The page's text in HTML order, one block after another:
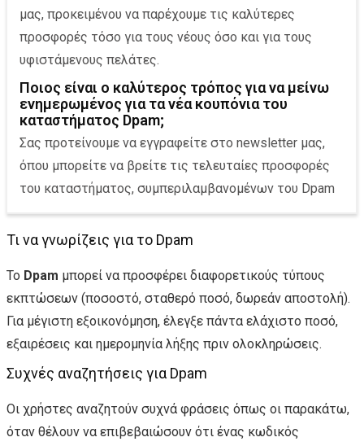
μας, προκειμένου να παρέχουμε τις καλύτερες
προσφορές τόσο για τους νέους όσο και για τους
υφιστάμενους πελάτες.
Ποιος είναι ο καλύτερος τρόπος για να μείνω
ενημερωμένος για τα νέα κουπόνια του
καταστήματος Dpam;
Σας προτείνουμε να εγγραφείτε στο newsletter μας,
όπου μπορείτε να βρείτε τις τελευταίες προσφορές
του καταστήματος, συμπεριλαμβανομένων του Dpam
Τι να γνωρίζεις για το Dpam
Το Dpam μπορεί να προσφέρει διαφορετικούς τύπους
εκπτώσεων (ποσοστό, σταθερό ποσό, δωρεάν αποστολή).
Για μέγιστη εξοικονόμηση, έλεγξε πάντα ελάχιστο ποσό,
εξαιρέσεις και ημερομηνία λήξης πριν ολοκληρώσεις.
Συχνές αναζητήσεις για Dpam
Οι χρήστες αναζητούν συχνά φράσεις όπως οι παρακάτω,
όταν θέλουν να επιβεβαιώσουν ότι ένας κωδικός